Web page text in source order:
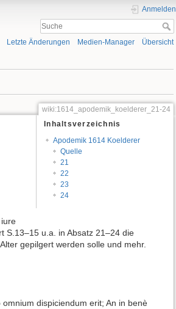
Anmelden
Letzte Änderungen Medien-Manager Übersicht
wiki:1614_apodemik_koelderer_21-24
Inhaltsverzeichnis
Apodemik 1614 Koelderer
Quelle
21
22
23
24
S.13–15 u.a. in Absatz 21–24 die
gepilgert werden solle und mehr.
dispiciendum erit; An in benè